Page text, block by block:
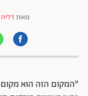
מאת
"המקום הזה הוא